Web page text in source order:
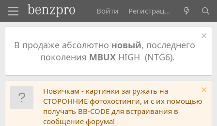
Войти Регистрация
В продаже абсолютно новый, последнего
поколения MBUXHIGH (NTG6).
Новичкам - картинки загружать на
СТОРОННИЕ фотохостинги, и с их помощью
получать BB-CODE для встраивания в
сообщение форума!